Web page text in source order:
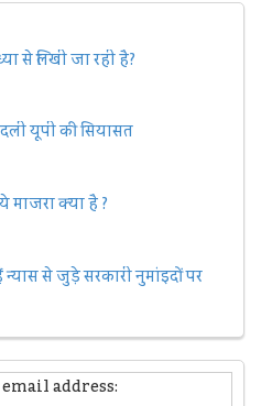
से लिखी जा रही है?
यूपी की सियासत
माजरा क्या है ?
न्यास से जुड़े सरकारी नुमांइदों पर
address: